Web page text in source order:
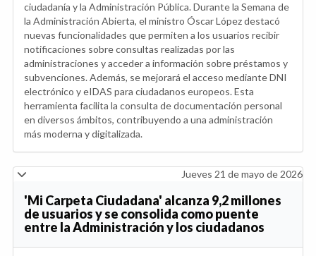
ciudadanía y la Administración Pública. Durante la Semana de
la Administración Abierta, el ministro Óscar López destacó
nuevas funcionalidades que permiten a los usuarios recibir
notificaciones sobre consultas realizadas por las
administraciones y acceder a información sobre préstamos y
subvenciones. Además, se mejorará el acceso mediante DNI
electrónico y eIDAS para ciudadanos europeos. Esta
herramienta facilita la consulta de documentación personal
en diversos ámbitos, contribuyendo a una administración
más moderna y digitalizada.
Jueves 21 de mayo de 2026
'Mi Carpeta Ciudadana' alcanza 9,2 millones
de usuarios y se consolida como puente
entre la Administración y los ciudadanos